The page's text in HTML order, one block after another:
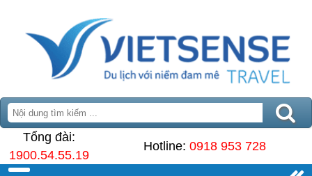
Tổng đài:
1900.54.55.19
Hotline: 0918 953 728